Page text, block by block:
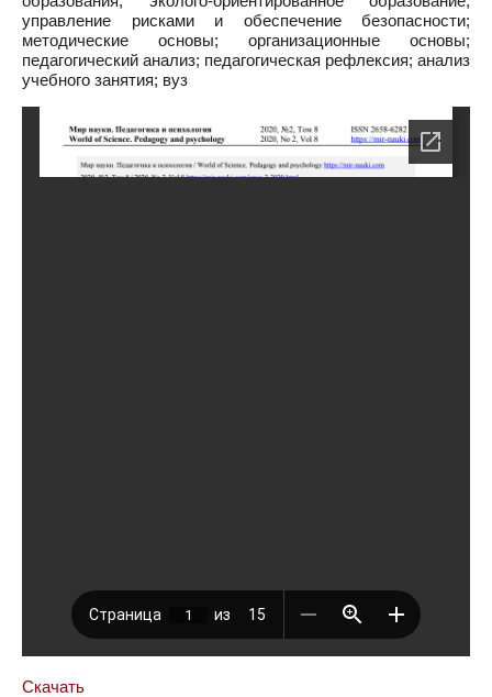
управление рисками и обеспечение безопасности;
методические основы; организационные основы;
педагогический анализ; педагогическая рефлексия; анализ
учебного занятия; вуз
Скачать